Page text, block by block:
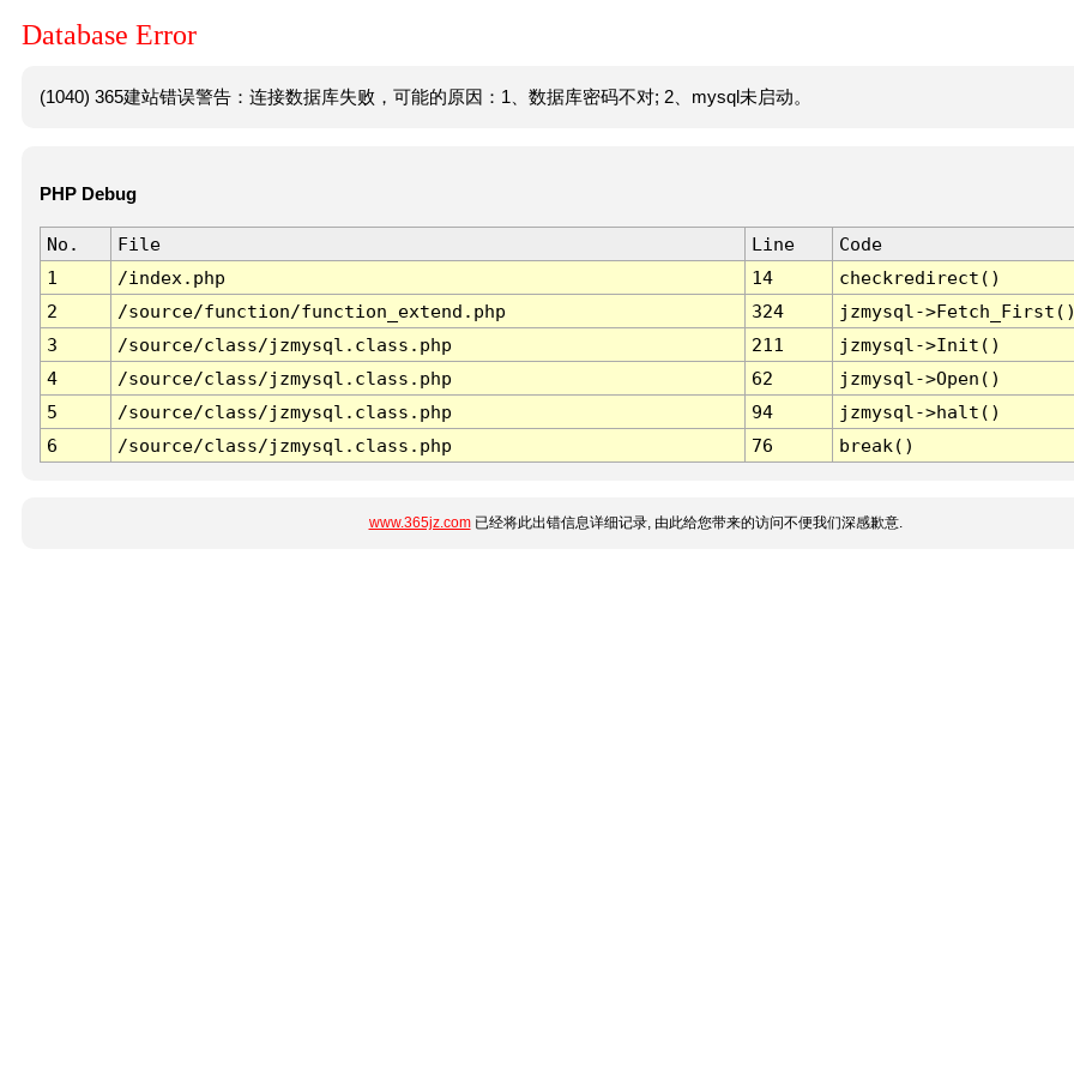
Database Error
(1040) 365建站错误警告：连接数据库失败，可能的原因：1、数据库密码不对; 2、mysql未启动。
PHP Debug
No. File Line
Code
1
/index.php 14
checkredirect()
2
/source/function/function_extend.php 324
jzmysql-
3
/source/class/jzmysql.class.php 211
jzmysql->Init()
4
/source/class/jzmysql.class.php 62
jzmysql->Open()
5
/source/class/jzmysql.class.php 94
jzmysql->halt()
6
/source/class/jzmysql.class.php 76 break()
www.365jz.com已经将此出错信息详细记录, 由此给您带来的访问不便我们深感歉意.